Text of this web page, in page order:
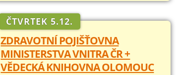
ČTVRTEK 5.12.
ZDRAVOTNÍ POJIŠŤOVNA
MINISTERSTVA VNITRA ČR +
VĚDECKÁ KNIHOVNA OLOMOUC